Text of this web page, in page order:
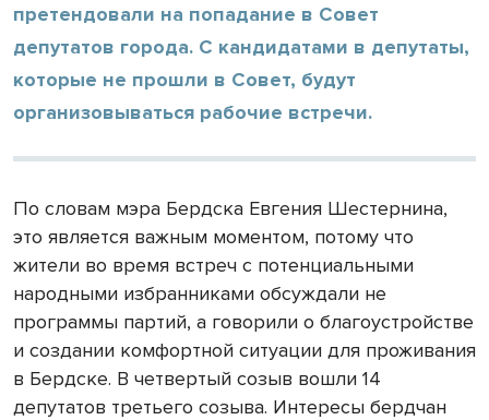
претендовали на попадание в Совет
депутатов города. С кандидатами в депутаты,
которые не прошли в Совет, будут
организовываться рабочие встречи.
По словам мэра Бердска Евгения Шестернина,
это является важным моментом, потому что
жители во время встреч с потенциальными
народными избранниками обсуждали не
программы партий, а говорили о благоустройстве
и создании комфортной ситуации для проживания
в Бердске. В четвертый созыв вошли 14
депутатов третьего созыва. Интересы бердчан